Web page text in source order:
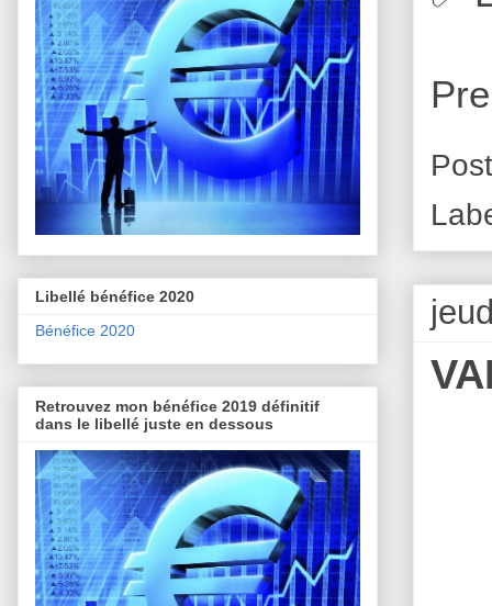
Libellé bénéfice 2020
Bénéfice 2020
Retrouvez mon bénéfice 2019 définitif
dans le libellé juste en dessous